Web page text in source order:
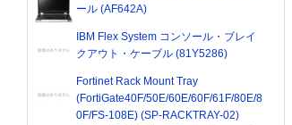
ール (AF642A)
IBM Flex System コンソール・ブレイ
クアウト・ケーブル (81Y5286)
Fortinet Rack Mount Tray
(FortiGate40F/50E/60E/60F/61F/80E/8
0F/FS-108E) (SP-RACKTRAY-02)